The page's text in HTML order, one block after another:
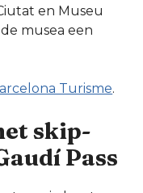
en Museu
musea een
Turisme.
skip-
Pass